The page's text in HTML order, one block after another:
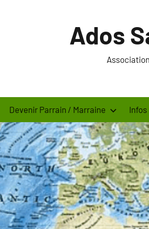
Ados
Association
Devenir Parrain / Marraine